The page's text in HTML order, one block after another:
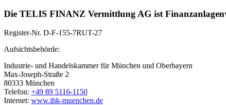
Die TELIS FINANZ Vermittlung AG ist
Register-Nr. D-F-155-7RUT-27
Aufsichtsbehörde:
Industrie- und Handelskammer für München und Oberbayern
Max-Joseph-Straße 2
80333 München
Telefon: +49 89 5116-1150
Internet: www.ihk-muenchen.de